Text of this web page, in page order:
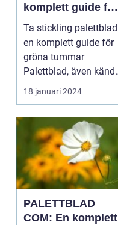
komplett guide för
gröna tummar
Ta stickling palettblad
en komplett guide för
gröna tummar
Palettblad, även känd
som krukpelargon ...
18 januari 2024
PALETTBLAD
COM: En komplett